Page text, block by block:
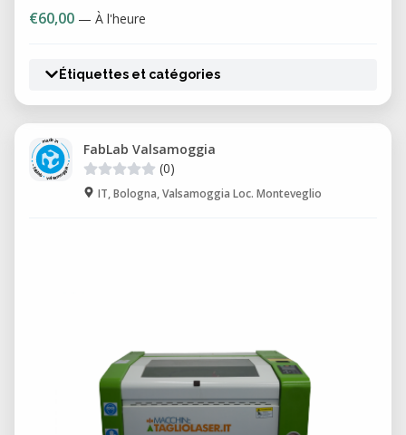
€60,00 — À l'heure
Étiquettes et catégories
FabLab Valsamoggia
(0)
IT, Bologna, Valsamoggia Loc. Monteveglio